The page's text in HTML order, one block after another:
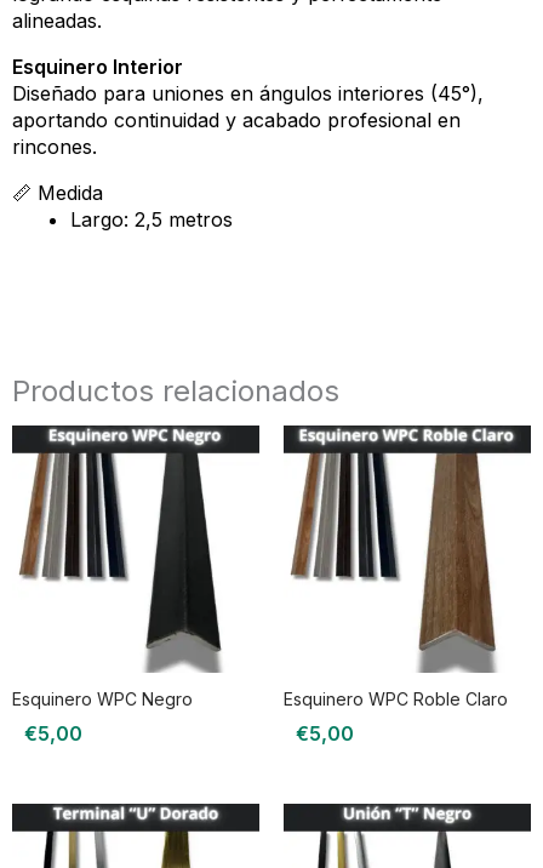
alineadas.
Esquinero Interior
Diseñado para uniones en ángulos interiores (45°),
aportando continuidad y acabado profesional en
rincones.
📏 Medida
Largo: 2,5 metros
Productos relacionados
Esquinero WPC Negro
€5,00
Esquinero WPC Roble Claro
€5,00